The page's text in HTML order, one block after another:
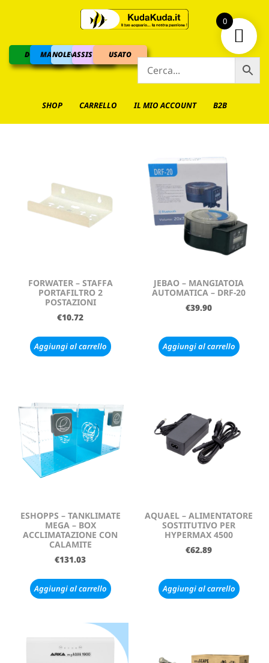
DOLCEMARINO
NOLEGGIOASSISTENZAUSATO
SHOP CARRELLO IL MIO ACCOUNT B2B
FORWATER – STAFFA
PORTAFILTRO 2
POSTAZIONI
€10.72
Aggiungi al carrello
JEBAO – MANGIATOIA
AUTOMATICA – DRF-20
€39.90
Aggiungi al carrello
ESHOPPS – TANKLIMATE
MEGA – BOX
ACCLIMATAZIONE CON
CALAMITE
€131.03
Aggiungi al carrello
AQUAEL – ALIMENTATORE
SOSTITUTIVO PER
HYPERMAX 4500
€62.89
Aggiungi al carrello
0